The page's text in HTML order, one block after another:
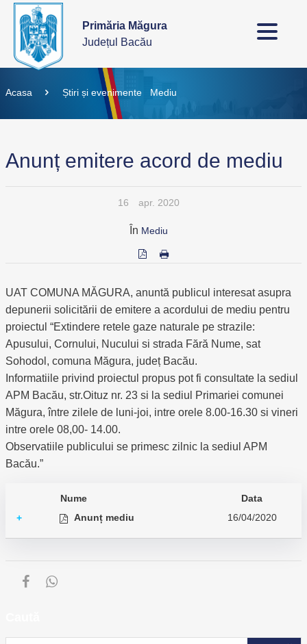
Primăria Măgura
Județul Bacău
Acasa Știri și evenimente Mediu
Anunț emitere acord de mediu
16 apr. 2020
În Mediu
UAT COMUNA MĂGURA, anuntă publicul interesat asupra
depunerii solicitării de emitere a acordului de mediu pentru
proiectul “Extindere retele gaze naturale pe strazile:
Apusului, Cornului, Nucului si strada Fără Nume, sat
Sohodol, comuna Măgura, județ Bacău.
Informatiile privind proiectul propus pot fi consultate la sediul
APM Bacău, str.Oituz nr. 23 si la sediul Primariei comunei
Măgura, între zilele de luni-joi, intre orele 8.00-16.30 si vineri
intre orele 08,00- 14.00.
Observatiile publicului se primesc zilnic la sediul APM
Bacău.”
Nume
Data
+
Anunț mediu 16/04/2020